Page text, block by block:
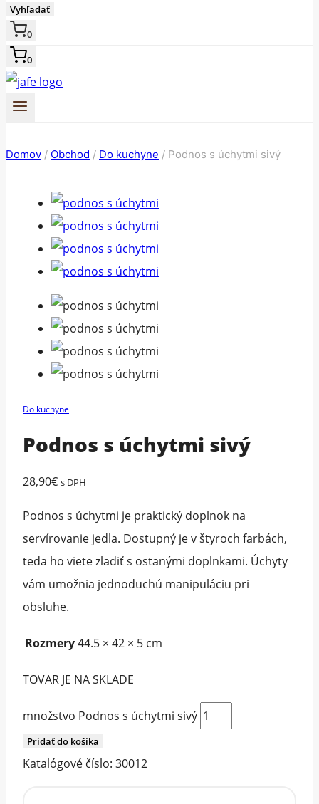
Vyhľadať
0
0
Domov / Obchod / Do kuchyne / Podnos s úchytmi sivý
Do kuchyne
Podnos s úchytmi sivý
28,90€ s DPH
Podnos s úchytmi je praktický doplnok na
servírovanie jedla. Dostupný je v štyroch farbách,
teda ho viete zladiť s ostanými doplnkami. Úchyty
vám umožnia jednoduchú manipuláciu pri
obsluhe.
Rozmery44.5 × 42 × 5 cm
TOVAR JE NA SKLADE
množstvo Podnos s úchytmi sivý
Pridať do košíka
Katalógové číslo: 30012